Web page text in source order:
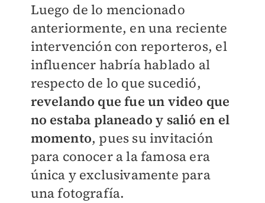
Luego de lo mencionado
anteriormente, en una reciente
intervención con reporteros, el
influencer habría hablado al
respecto de lo que sucedió,
revelando que fue un video que
no estaba planeado y salió en el
momento, pues su invitación
para conocer a la famosa era
única y exclusivamente para
una fotografía.